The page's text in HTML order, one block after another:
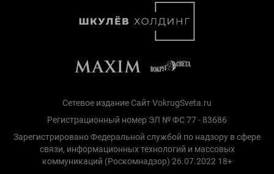
Сетевое издание Сайт VokrugSveta.ru
Регистрационный номер ЭЛ № ФС 77 - 83686
Зарегистрировано Федеральной службой по надзору в сфере
связи, информационных технологий и массовых
коммуникаций (Роскомнадзор) 26.07.2022 18+